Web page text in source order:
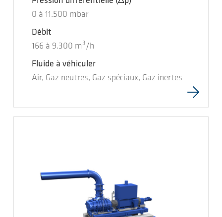
0 à 11.500 mbar
Débit
166 à 9.300 m 3 /h
Fluide à véhiculer
Air, Gaz neutres, Gaz spéciaux, Gaz inertes